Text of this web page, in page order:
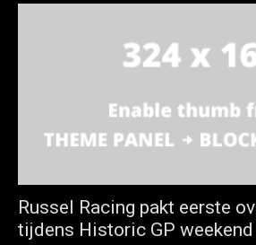
Russel Racing pakt eerste
tijdens Historic GP weekend